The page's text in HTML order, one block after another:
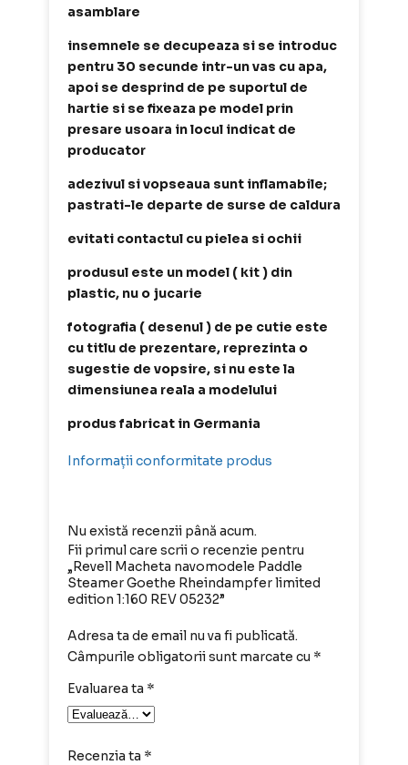
asamblare
insemnele se decupeaza si se introduc
pentru 30 secunde intr-un vas cu apa,
apoi se desprind de pe suportul de
hartie si se fixeaza pe model prin
presare usoara in locul indicat de
producator
adezivul si vopseaua sunt inflamabile;
pastrati-le departe de surse de caldura
evitati contactul cu pielea si ochii
produsul este un model ( kit ) din
plastic, nu o jucarie
fotografia ( desenul ) de pe cutie este
cu titlu de prezentare, reprezinta o
sugestie de vopsire, si nu este la
dimensiunea reala a modelului
produs fabricat in Germania
Informații conformitate produs
Nu există recenzii până acum.
Fii primul care scrii o recenzie pentru
„Revell Macheta navomodele Paddle
Steamer Goethe Rheindampfer limited
edition 1:160 REV 05232”
Adresa ta de email nu va fi publicată.
Câmpurile obligatorii sunt marcate cu *
Evaluarea ta *
Recenzia ta *